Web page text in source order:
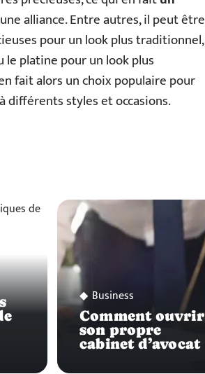
alliance. Entre autres, il peut être
pour un look plus traditionnel,
le platine pour un look plus
fait alors un choix populaire pour
différents styles et occasions.
Business
Comment ouvrir
son propre
cabinet d’avocat